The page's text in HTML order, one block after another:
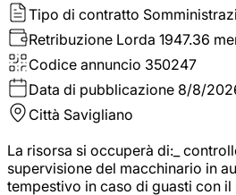
Tipo di contratto
Retribuzione Lorda 1947.36
Codice annuncio 350247
Data di pubblicazione 8/8/
Città Savigliano
La risorsa si occuperà di:_
supervisione del macchinario in
tempestivo in caso di guasti con